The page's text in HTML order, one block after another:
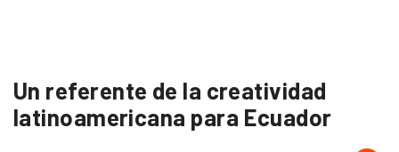
Un referente de la creatividad
latinoamericana para Ecuador